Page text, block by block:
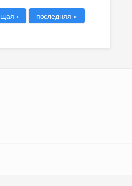
› последняя »